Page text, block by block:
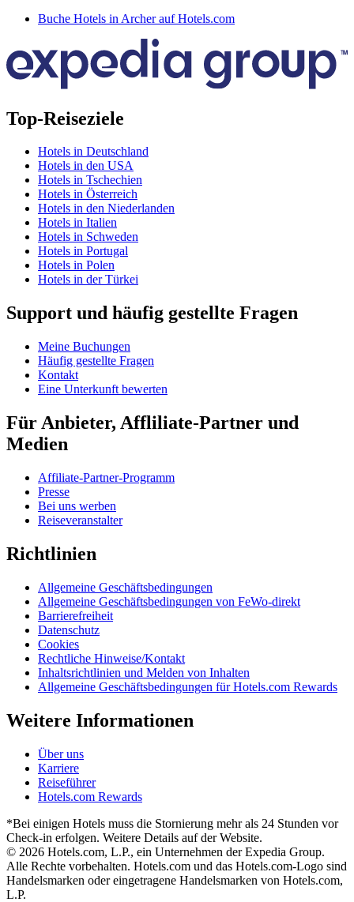
Buche Hotels in Archer auf Hotels.com
Top-Reiseziele
Hotels in Deutschland
Hotels in den USA
Hotels in Tschechien
Hotels in Österreich
Hotels in den Niederlanden
Hotels in Italien
Hotels in Schweden
Hotels in Portugal
Hotels in Polen
Hotels in der Türkei
Support und häufig gestellte Fragen
Meine Buchungen
Häufig gestellte Fragen
Kontakt
Eine Unterkunft bewerten
Für Anbieter, Affliliate-Partner und
Medien
Affiliate-Partner-Programm
Presse
Bei uns werben
Reiseveranstalter
Richtlinien
Allgemeine Geschäftsbedingungen
Allgemeine Geschäftsbedingungen von FeWo-direkt
Barrierefreiheit
Datenschutz
Cookies
Rechtliche Hinweise/Kontakt
Inhaltsrichtlinien und Melden von Inhalten
Allgemeine Geschäftsbedingungen für Hotels.com Rewards
Weitere Informationen
Über uns
Karriere
Reiseführer
Hotels.com Rewards
*Bei einigen Hotels muss die Stornierung mehr als 24 Stunden vor
Check-in erfolgen. Weitere Details auf der Website.
© 2026 Hotels.com, L.P., ein Unternehmen der Expedia Group.
Alle Rechte vorbehalten. Hotels.com und das Hotels.com-Logo sind
Handelsmarken oder eingetragene Handelsmarken von Hotels.com,
L.P.